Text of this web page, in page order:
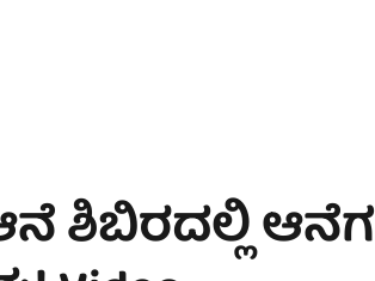
ಶಿಬಿರದಲ್ಲಿ